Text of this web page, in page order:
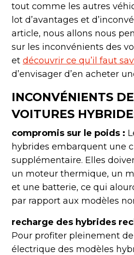
tout comme les autres
lot d’avantages et
article, nous allons nous
sur les inconvénients des
et découvrir ce qu’il faut
d’envisager d’en acheter
INCONVÉNIENTS
VOITURES
compromis sur le poids :
hybrides embarquent une
supplémentaire. Elles
un moteur thermique, un
et une batterie, ce qui
par rapport aux modèles
recharge des hybrides
Pour profiter pleinement
électrique des modèles